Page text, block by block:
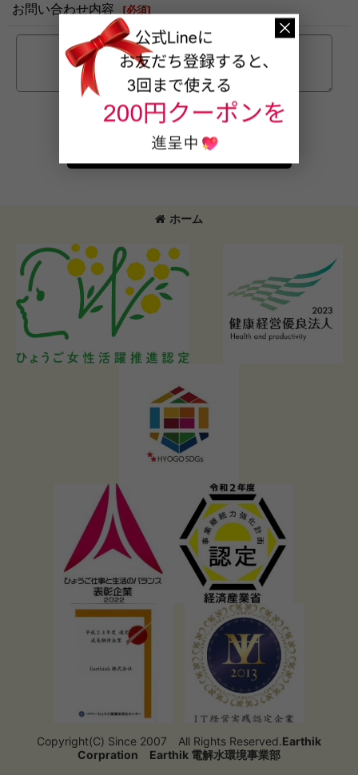
お問い合わせ内容 [必須]
確認画面へ
ホーム
Copyright(C) Since 2007 All Rights Reserved.Earthik
Corpration
Earthik 電解水環境事業部